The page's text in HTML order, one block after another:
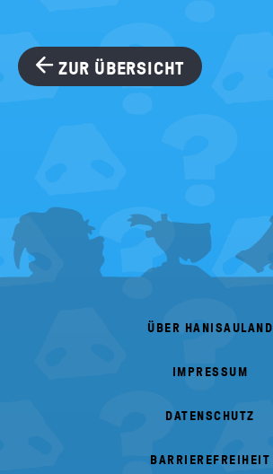
ZUR ÜBERSICHT
FOOTER
MENU
ÜBER HANISAULAND
IMPRESSUM
DATENSCHUTZ
BARRIEREFREIHEIT